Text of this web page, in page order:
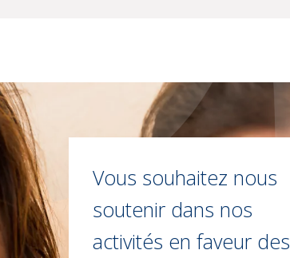
Vous souhaitez nous
soutenir dans nos
activités en faveur des